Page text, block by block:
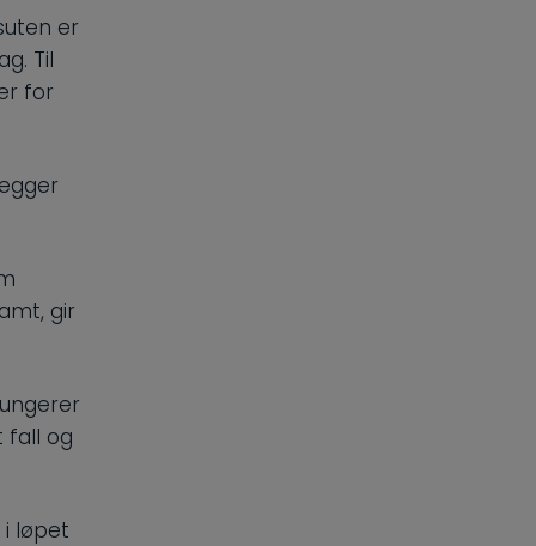
er
Til
for
gir
fall og
i løpet